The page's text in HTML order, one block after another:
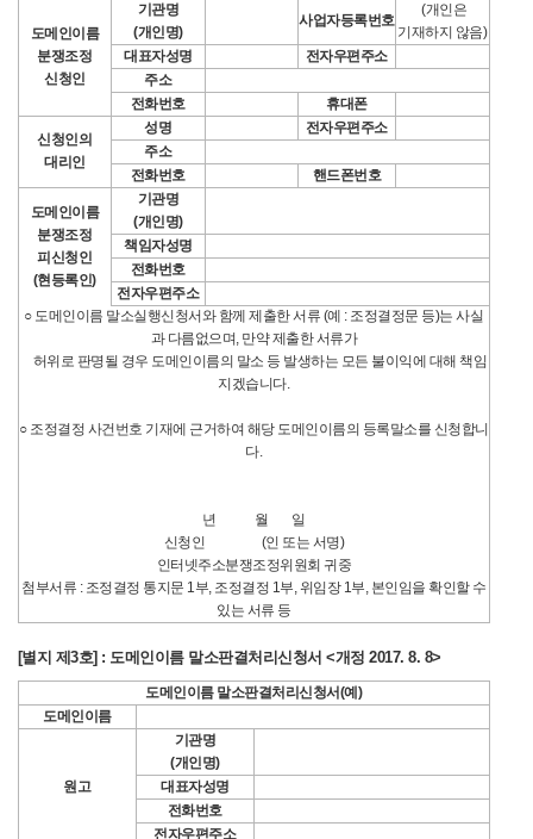
도메인이름
분쟁조정
신청인
기관명
(개인명)
사업자등록번호
(개인은
기재하지 않음)
대표자성명
전자우편주소
주소
전화번호
휴대폰
신청인의
대리인
성명
전자우편주소
주소
전화번호
핸드폰번호
도메인이름
분쟁조정
피신청인
(현등록인)
기관명
(개인명)
책임자성명
전화번호
전자우편주소
○ 도메인이름 말소실행신청서와 함께 제출한 서류 (예 : 조정결정문 등)는 사실
과 다름없으며, 만약 제출한 서류가
허위로 판명될 경우 도메인이름의 말소 등 발생하는 모든 불이익에 대해 책임
지겠습니다.
○ 조정결정 사건번호 기재에 근거하여 해당 도메인이름의 등록말소를 신청합니
다.
년 월 일
신청인 (인 또는 서명)
인터넷주소분쟁조정위원회 귀중
첨부서류 : 조정결정 통지문 1부, 조정결정 1부, 위임장 1부, 본인임을 확인할 수
있는 서류 등
[별지 제3호] : 도메인이름 말소판결처리신청서 <개정 2017. 8. 8>
도메인이름 말소판결처리신청서(예)
도메인이름
원고
기관명
(개인명)
대표자성명
전화번호
전자우편주소